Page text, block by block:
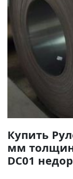
Купить
мм
DC01